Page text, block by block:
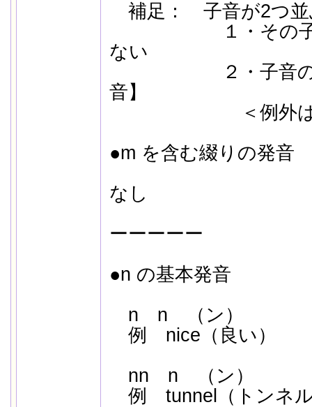
補足： 子音が2つ並
１・その子音
ない
２・子音の手
音】
＜例外はあ
●m を含む綴りの発音
なし
ーーーーー
●n の基本発音
n n （ン）
例 nice（良い）
nn n （ン）
例 tunnel（トンネ